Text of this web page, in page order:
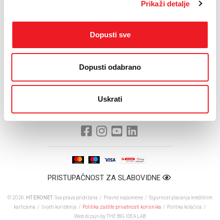
Prikaži detalje
Dopusti sve
Dopusti odabrano
Uskrati
Mediteran Film Festivala u Širokom Brijegu i niz drugim filmskih
18. Sarajevo Film Festival otvorenim.
PRISTUPAČNOST ZA SLABOVIDNE
© 2026. HT ERONET . Sva prava pridržana / Pravne napomene / Sigurnost plaćanja kreditnim
karticama / Uvjeti korištenja / Politika zaštite privatnosti korisnika / Politika kolačića /
Web dizajn by THE BIG IDEA LAB